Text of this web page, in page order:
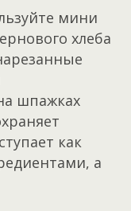
мини
хлеба
шпажках
как
а